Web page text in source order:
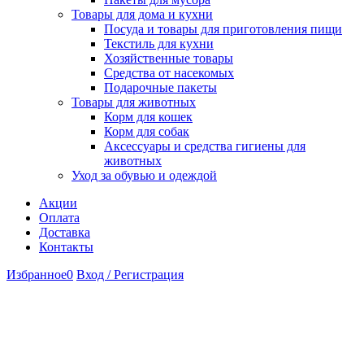
Товары для дома и кухни
Посуда и товары для приготовления пищи
Текстиль для кухни
Хозяйственные товары
Средства от насекомых
Подарочные пакеты
Товары для животных
Корм для кошек
Корм для собак
Аксессуары и средства гигиены для
животных
Уход за обувью и одеждой
Акции
Оплата
Доставка
Контакты
Избранное0 Вход / Регистрация